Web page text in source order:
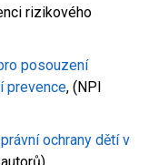
rizikového
posouzení
prevence, (NPI
ochrany dětí v